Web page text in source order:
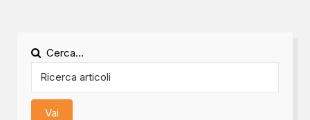
Cerca...
Vai